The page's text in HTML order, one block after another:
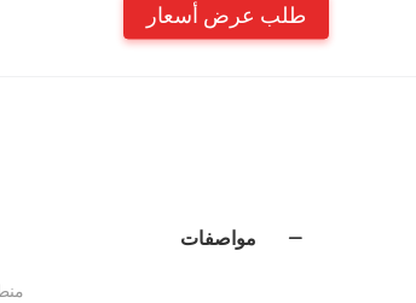
طلب عرض أسعار
مواصفات